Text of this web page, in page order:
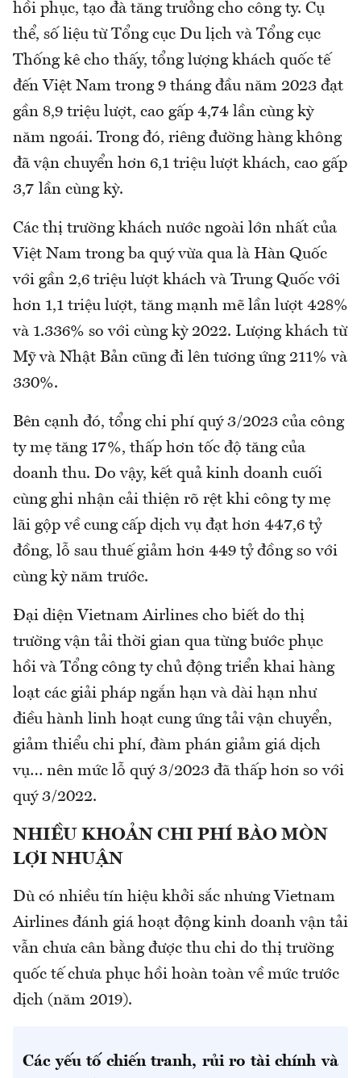
hồi phục, tạo đà tăng trưởng cho công ty. Cụ
thể, số liệu từ Tổng cục Du lịch và Tổng cục
Thống kê cho thấy, tổng lượng khách quốc tế
đến Việt Nam trong 9 tháng đầu năm 2023 đạt
gần 8,9 triệu lượt, cao gấp 4,74 lần cùng kỳ
năm ngoái. Trong đó, riêng đường hàng không
đã vận chuyển hơn 6,1 triệu lượt khách, cao gấp
3,7 lần cùng kỳ.
Các thị trường khách nước ngoài lớn nhất của
Việt Nam trong ba quý vừa qua là Hàn Quốc
với gần 2,6 triệu lượt khách và Trung Quốc với
hơn 1,1 triệu lượt, tăng mạnh mẽ lần lượt 428%
và 1.336% so với cùng kỳ 2022. Lượng khách từ
Mỹ và Nhật Bản cũng đi lên tương ứng 211% và
330%.
Bên cạnh đó, tổng chi phí quý 3/2023 của công
ty mẹ tăng 17%, thấp hơn tốc độ tăng của
doanh thu. Do vậy, kết quả kinh doanh cuối
cùng ghi nhận cải thiện rõ rệt khi công ty mẹ
lãi gộp về cung cấp dịch vụ đạt hơn 447,6 tỷ
đồng, lỗ sau thuế giảm hơn 449 tỷ đồng so với
cùng kỳ năm trước.
Đại diện Vietnam Airlines cho biết do thị
trường vận tải thời gian qua từng bước phục
hồi và Tổng công ty chủ động triển khai hàng
loạt các giải pháp ngắn hạn và dài hạn như
điều hành linh hoạt cung ứng tải vận chuyển,
giảm thiểu chi phí, đàm phán giảm giá dịch
vụ… nên mức lỗ quý 3/2023 đã thấp hơn so với
quý 3/2022.
NHIỀU KHOẢN CHI PHÍ BÀO MÒN
LỢI NHUẬN
Dù có nhiều tín hiệu khởi sắc nhưng Vietnam
Airlines đánh giá hoạt động kinh doanh vận tải
vẫn chưa cân bằng được thu chi do thị trường
quốc tế chưa phục hồi hoàn toàn về mức trước
dịch (năm 2019).
Các yếu tố chiến tranh, rủi ro tài chính và